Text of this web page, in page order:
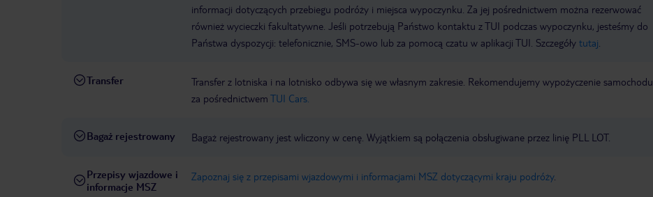
informacji dotyczących przebiegu podróży i miejsca wypoczynku. Za jej pośrednictwem można rezerwować
również wycieczki fakultatywne. Jeśli potrzebują Państwo kontaktu z TUI podczas wypoczynku, jesteśmy do
Państwa dyspozycji: telefonicznie, SMS-owo lub za pomocą czatu w aplikacji TUI. Szczegóły tutaj
Transfer
Transfer z lotniska i na lotnisko odbywa się we własnym zakresie. Rekomendujemy wypożyczenie samochodu
za pośrednictwem TUI Cars.
Bagaż rejestrowany Bagaż rejestrowany jest wliczony w cenę. Wyjątkiem są połączenia obsługiwane przez linię PLL LOT.
Przepisy wjazdowe i
informacje MSZ
Zapoznaj się z przepisami wjazdowymi i informacjami MSZ dotyczącymi kraju podróży.